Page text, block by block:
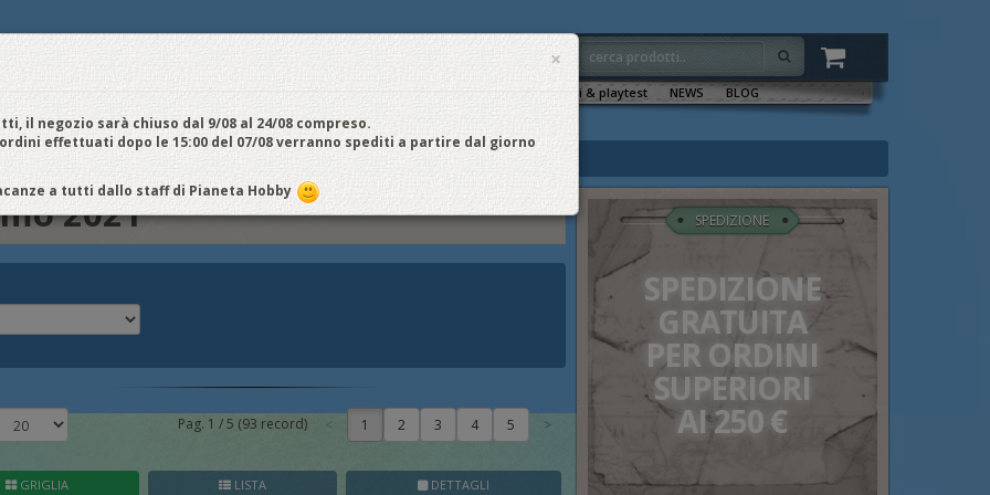
Chi Siamo Vantaggi Aiuto Metodi di pagamento Sala tornei & playtest NEWS
BLOG
/ REGISTRATI
2021
Pag. 1 /5 (93 record) 1
GRIGLIA LISTA DETTAGLI
SPEDIZIONE
SPEDIZIONE
GRATUITA
PER ORDINI
SUPERIORI
AI 250 €
×
il negozio sarà chiuso dal 9/08 al 24/08 compreso.
effettuati dopo le 15:00 del 07/08 verranno spediti a partire dal giorno
a tutti dallo staff di Pianeta Hobby